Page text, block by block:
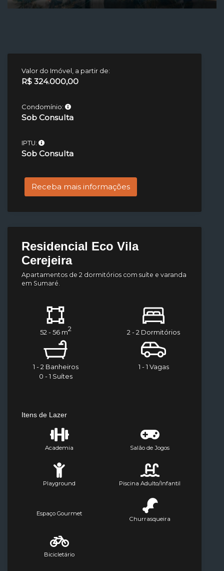
Residencial Eco Vila
Cerejeira
Apartamentos de 2 dormitórios com suíte e varanda
em Sumaré.
52 - 56 m2 2 - 2 Dormitórios
1 - 2 Banheiros
0 - 1 Suítes
1 - 1 Vagas
Itens de Lazer
Academia Salão de Jogos
Playground Piscina Adulto/Infantil
Espaço Gourmet
Churrasqueira
Bicicletário
Valor do Imóvel, a partir de:
R$ 324.000,00
Condomínio:
Sob Consulta
IPTU:
Sob Consulta
Receba mais informações